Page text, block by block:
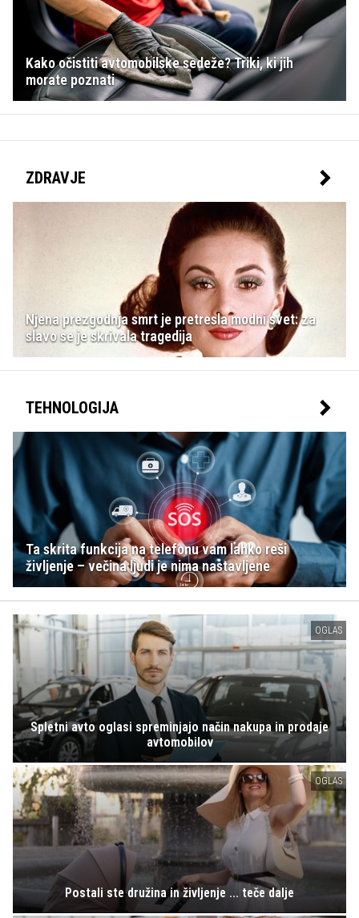
Kako očistiti avtomobilske sedeže? Triki, ki jih
morate poznati
ZDRAVJE
Njena prezgodnja smrt je pretresla modni svet: za
slavo se je skrivala tragedija
TEHNOLOGIJA
Ta skrita funkcija na telefonu vam lahko reši
življenje – večina ljudi je nima nastavljene
OGLAS
Spletni avto oglasi spreminjajo način nakupa in prodaje
avtomobilov
OGLAS
Postali ste družina in življenje ... teče dalje